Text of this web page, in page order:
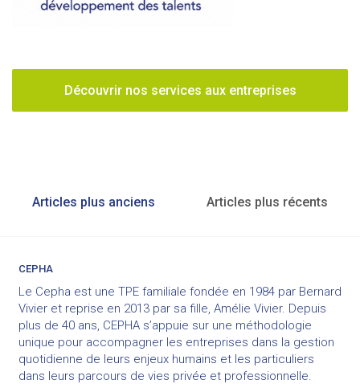
Découvrir nos services aux entreprises
Navigation
Articles plus anciens Articles plus récents
CEPHA
Le Cepha est une TPE familiale fondée en 1984 par Bernard
Vivier et reprise en 2013 par sa fille, Amélie Vivier. Depuis
plus de 40 ans, CEPHA s’appuie sur une méthodologie
unique pour accompagner les entreprises dans la gestion
quotidienne de leurs enjeux humains et les particuliers
dans leurs parcours de vies privée et professionnelle.